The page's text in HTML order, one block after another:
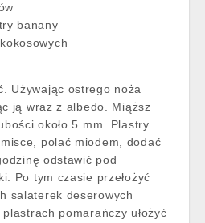
banany
Używając ostrego noża
ją wraz z albedo. Miąższ
około 5 mm. Plastry
polać miodem, dodać
odstawić pod
Po tym czasie przełożyć
salaterek deserowych
pomarańczy ułożyć